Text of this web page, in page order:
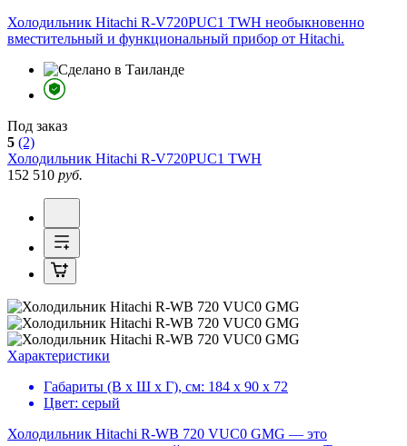
Холодильник Hitachi R-V720PUC1 TWH необыкновенно
вместительный и функциональный прибор от Hitachi.
Под заказ
5 (2)
Холодильник Hitachi R-V720PUC1 TWH
152 510 руб.
Характеристики
Габариты (В х Ш х Г), см: 184 х 90 х 72
Цвет: серый
Холодильник Hitachi R-WB 720 VUC0 GMG — это